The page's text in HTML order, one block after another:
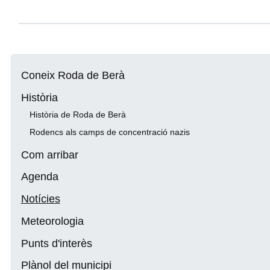
Coneix Roda de Berà
Història
Història de Roda de Berà
Rodencs als camps de concentració nazis
Com arribar
Agenda
Notícies
Meteorologia
Punts d'interès
Plànol del municipi